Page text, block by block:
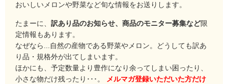
おいしいメロンや野菜など旬な情報をお送りします。
たまーに、 訳あり品のお知らせ、商品のモニター募集など限
定情報もあります。
なぜなら...自然の産物である野菜やメロン。どうしても訳あ
り品・規格外が出てしまいます。
ほかにも、予定数量より豊作になり余ってしまい困ったり、
小さな物だけ残ったり･･･。
メルマガ登録いただいた方だけ